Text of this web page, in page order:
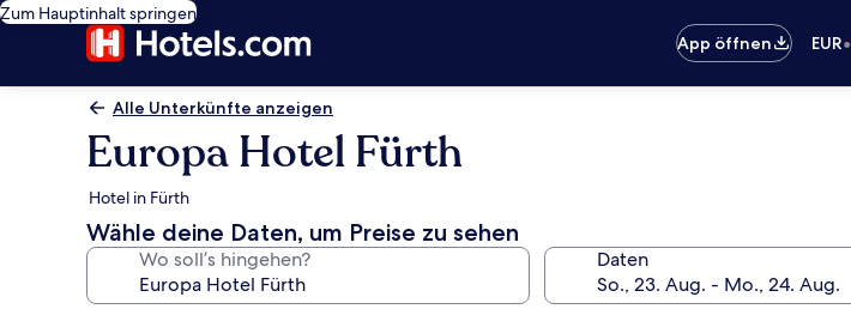
Zum Hauptinhalt springen
App öffnen
EUR•
Alle Unterkünfte anzeigen
Europa Hotel Fürth
Hotel in Fürth
Wähle deine Daten, um Preise zu sehen
Wo soll’s hingehen? Daten